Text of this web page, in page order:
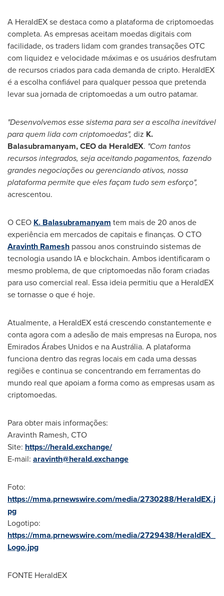
A HeraldEX se destaca como a plataforma de criptomoedas
completa. As empresas aceitam moedas digitais com
facilidade, os traders lidam com grandes transações OTC
com liquidez e velocidade máximas e os usuários desfrutam
de recursos criados para cada demanda de cripto. HeraldEX
é a escolha confiável para qualquer pessoa que pretenda
levar sua jornada de criptomoedas a um outro patamar.
"Desenvolvemos esse sistema para ser a escolha inevitável
para quem lida com criptomoedas", diz K.
Balasubramanyam, CEO da HeraldEX. "Com tantos
recursos integrados, seja aceitando pagamentos, fazendo
grandes negociações ou gerenciando ativos, nossa
plataforma permite que eles façam tudo sem esforço",
acrescentou.
O CEO K. Balasubramanyam tem mais de 20 anos de
experiência em mercados de capitais e finanças. O CTO
Aravinth Ramesh passou anos construindo sistemas de
tecnologia usando IA e blockchain. Ambos identificaram o
mesmo problema, de que criptomoedas não foram criadas
para uso comercial real. Essa ideia permitiu que a HeraldEX
se tornasse o que é hoje.
Atualmente, a HeraldEX está crescendo constantemente e
conta agora com a adesão de mais empresas na Europa, nos
Emirados Árabes Unidos e na Austrália. A plataforma
funciona dentro das regras locais em cada uma dessas
regiões e continua se concentrando em ferramentas do
mundo real que apoiam a forma como as empresas usam as
criptomoedas.
Para obter mais informações:
Aravinth Ramesh, CTO
Site: https://herald.exchange/
E-mail: aravinth@herald.exchange
Foto:
https://mma.prnewswire.com/media/2730288/HeraldEX.j
pg
Logotipo:
https://mma.prnewswire.com/media/2729438/HeraldEX_
Logo.jpg
FONTE HeraldEX